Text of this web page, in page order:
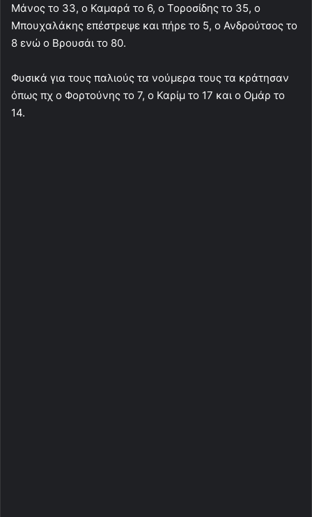
Μάνος το 33, ο Καμαρά το 6, ο Τοροσίδης το 35, ο
Μπουχαλάκης επέστρεψε και πήρε το 5, ο Ανδρούτσος το
8 ενώ ο Βρουσάι το 80.
Φυσικά για τους παλιούς τα νούμερα τους τα κράτησαν
όπως πχ ο Φορτούνης το 7, ο Καρίμ το 17 και ο Ομάρ το
14.